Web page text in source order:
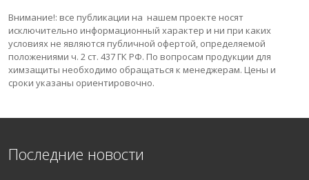
Внимание!: все публикации на нашем проекте носят
исключительно информационный характер и ни при каких
условиях не являются публичной офертой, определяемой
положениями ч. 2 ст. 437 ГК РФ. По вопросам продукции для
химзащиты необходимо обращаться к менеджерам. Цены и
сроки указаны ориентировочно.
Последние новости